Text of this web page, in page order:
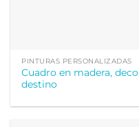
PINTURAS PERSONALIZADAS
Cuadro en madera,
destino